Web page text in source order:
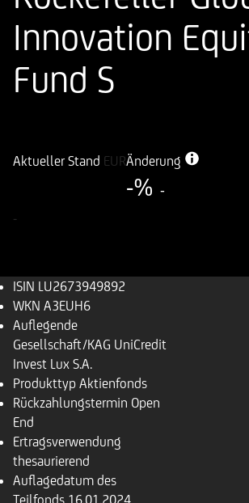
Innovation
Fund S
Aktueller Stand EURÄnderung
-% -
-
ISIN LU2673949892
WKN A3EUH6
Auflegende
Gesellschaft/KAG UniCredit
Invest Lux S.A.
Produkttyp Aktienfonds
Rückzahlungs­termin Open
End
Ertragsverwendung
thesaurierend
Auflagedatum des
Teilfonds 16.01.2024